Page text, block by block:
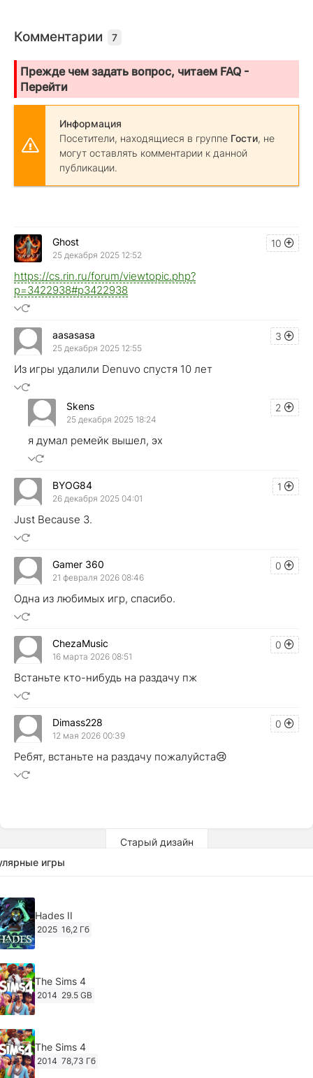
Комментарии 7
Прежде чем задать вопрос, читаем FAQ -
Перейти
Информация
Посетители, находящиеся в группе Гости, не
могут оставлять комментарии к данной
публикации.
10
Ghost
25 декабря 2025 12:52
https://cs.rin.ru/forum/viewtopic.php?
p=3422938#p3422938
3
aasasasa
25 декабря 2025 12:55
Из игры удалили Denuvo спустя 10 лет
2
Skens
25 декабря 2025 18:24
я думал ремейк вышел, эх
1
BYOG84
26 декабря 2025 04:01
Just Because 3.
0
Gamer 360
21 февраля 2026 08:46
Одна из любимых игр, спасибо.
0
ChezaMusic
16 марта 2026 08:51
Встаньте кто-нибудь на раздачу пж
0
Dimass228
12 мая 2026 00:39
Ребят, встаньте на раздачу пожалуйста😢
Старый дизайн
игры
Hades II
2025 16,2 Гб
The Sims 4
2014 29.5 GB
The Sims 4
2014 78,73 Гб